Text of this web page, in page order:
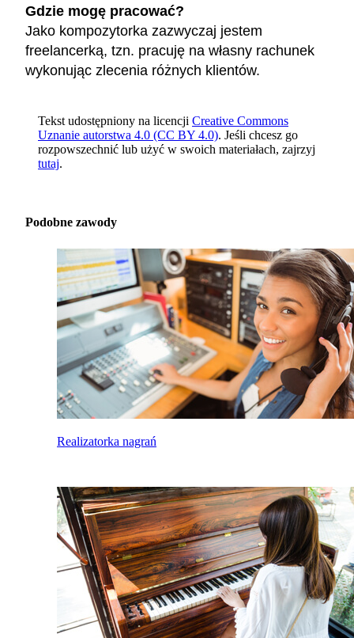
Gdzie mogę pracować?
Jako kompozytorka zazwyczaj jestem
freelancerką, tzn. pracuję na własny rachunek
wykonując zlecenia różnych klientów.
Tekst udostępniony na licencji Creative Commons
Uznanie autorstwa 4.0 (CC BY 4.0). Jeśli chcesz go
rozpowszechnić lub użyć w swoich materiałach, zajrzyj
tutaj.
Podobne zawody
Realizatorka nagrań